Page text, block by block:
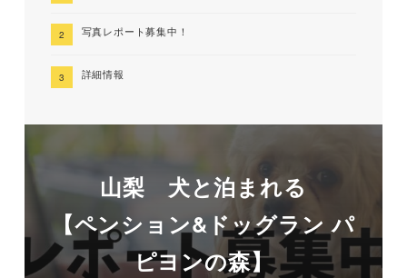
写真レポート募集中！
詳細情報
山梨 犬と泊まれる
【ペンション&ドッグラン パ
ピヨンの森】